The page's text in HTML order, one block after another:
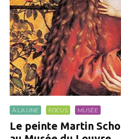
À LA UNE FOCUS MUSÉE
Le peinte Martin